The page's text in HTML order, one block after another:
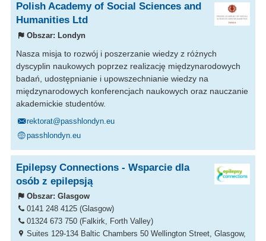
Polish Academy of Social Sciences and
Humanities Ltd
Obszar: Londyn
Nasza misja to rozwój i poszerzanie wiedzy z różnych
dyscyplin naukowych poprzez realizację międzynarodowych
badań, udostępnianie i upowszechnianie wiedzy na
międzynarodowych konferencjach naukowych oraz nauczanie
akademickie studentów.
rektorat@passhlondyn.eu
passhlondyn.eu
Epilepsy Connections - Wsparcie dla
osób z epilepsją
Obszar: Glasgow
0141 248 4125 (Glasgow)
01324 673 750 (Falkirk, Forth Valley)
Suites 129-134 Baltic Chambers 50 Wellington Street, Glasgow,